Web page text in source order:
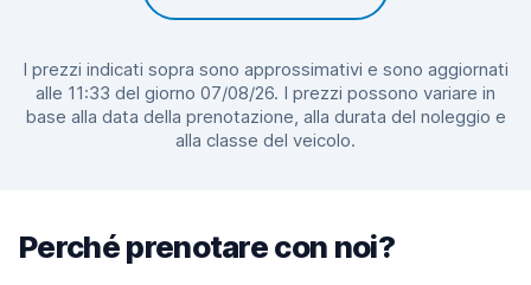
I prezzi indicati sopra sono approssimativi e sono aggiornati
alle 11:33 del giorno 07/08/26. I prezzi possono variare in
base alla data della prenotazione, alla durata del noleggio e
alla classe del veicolo.
Perché prenotare con noi?